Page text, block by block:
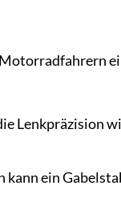
Lenkpräzision
ein